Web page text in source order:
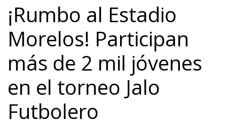
¡Rumbo al Estadio
Morelos! Participan
más de 2 mil jóvenes
en el torneo Jalo
Futbolero